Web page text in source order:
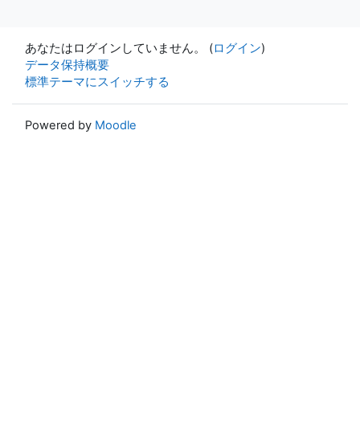
あなたはログインしていません。 (ログイン)
データ保持概要
標準テーマにスイッチする
Powered by Moodle